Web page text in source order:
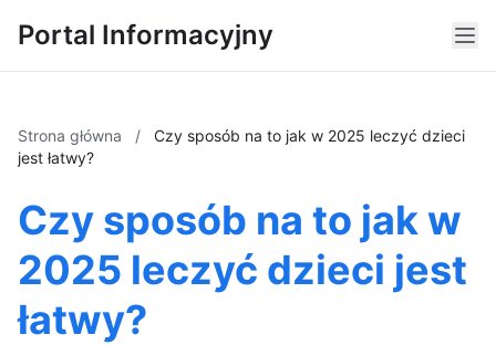
Portal Informacyjny
Strona główna /
Czy sposób na to jak w 2025 leczyć dzieci
jest łatwy?
Czy sposób na to jak w
2025 leczyć dzieci jest
łatwy?